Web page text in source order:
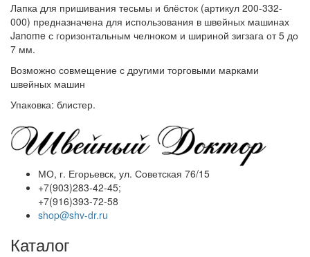
Лапка для пришивания тесьмы и блёсток (артикул 200-332-
000) предназначена для использования в швейных машинах
Janome с горизонтальным челноком и шириной зигзага от 5 до
7 мм.
Возможно совмещение с другими торговыми марками
швейных машин
Упаковка: блистер.
МО, г. Егорьевск, ул. Советская 76/15
+7(903)283-42-45;
+7(916)393-72-58
shop@shv-dr.ru
Каталог